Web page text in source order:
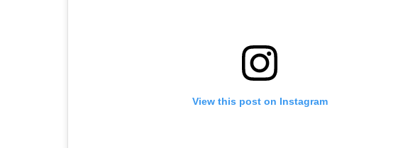
View this post on Instagram